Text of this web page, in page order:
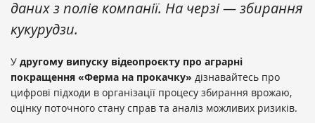
даних з полів компанії. На черзі — збирання
кукурудзи.
У другому випуску відеопроєкту про аграрні
покращення «Ферма на прокачку» дізнавайтесь про
цифрові підходи в організації процесу збирання врожаю,
оцінку поточного стану справ та аналіз можливих ризиків.